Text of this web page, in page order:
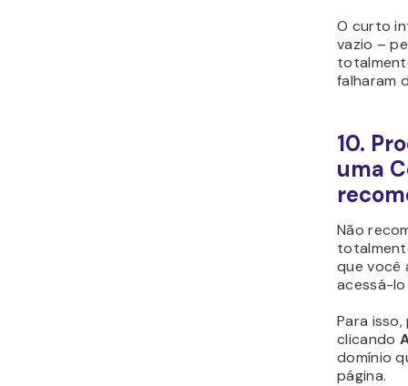
O curto
vazio –
falharam
10.
uma
Não
que você
acessá-
Para
clicando
domínio
página.